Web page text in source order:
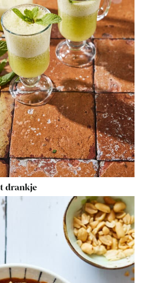
drankje